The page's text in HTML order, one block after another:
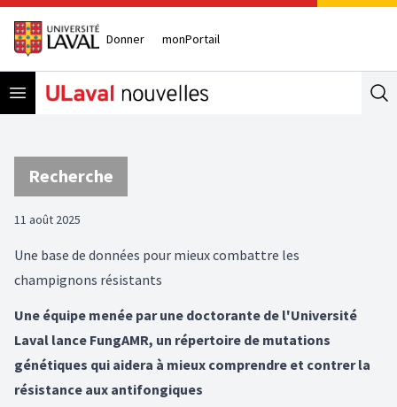
Donner monPortail
Open menu
Recherche
11 août 2025
Une base de données pour mieux combattre les
champignons résistants
Une équipe menée par une doctorante de l'Université
Laval lance FungAMR, un répertoire de mutations
génétiques qui aidera à mieux comprendre et contrer la
résistance aux antifongiques